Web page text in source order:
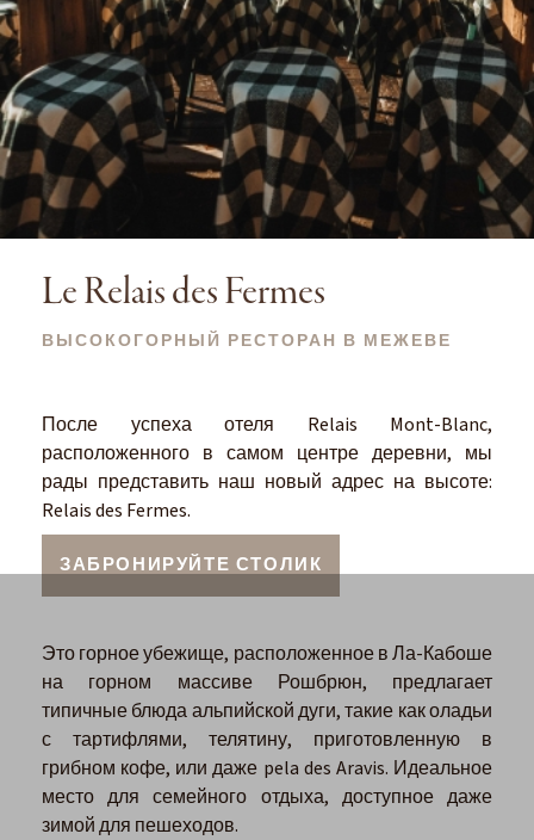
Le Relais des Fermes
ВЫСОКОГОРНЫЙ РЕСТОРАН В МЕЖЕВЕ
После успеха отеля Relais Mont-Blanc,
расположенного в самом центре деревни, мы
рады представить наш новый адрес на высоте:
Relais des Fermes.
ЗАБРОНИРУЙТЕ СТОЛИК
Это горное убежище, расположенное в Ла-Кабоше
на горном массиве Рошбрюн, предлагает
типичные блюда альпийской дуги, такие как оладьи
с тартифлями, телятину, приготовленную в
грибном кофе, или даже pela des Aravis. Идеальное
место для семейного отдыха, доступное даже
зимой для пешеходов.